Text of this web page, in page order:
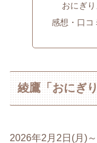
おにぎ
感想・口コ
綾鷹「おにぎ
2026年2月2日(月)